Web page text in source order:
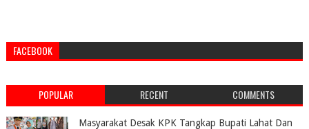
FACEBOOK
POPULAR RECENT COMMENTS
Masyarakat Desak KPK Tangkap Bupati Lahat Dan